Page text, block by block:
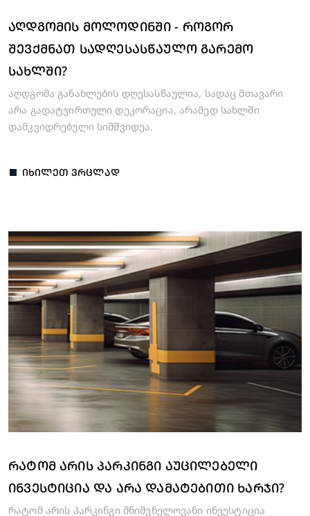
ᲐᲦᲓᲒᲝᲛᲘᲡ ᲛᲝᲚᲝᲓᲘᲜᲨᲘ - ᲠᲝᲒᲝᲠ
ᲨᲔᲕᲥᲛᲜᲐᲗ ᲡᲐᲓᲦᲔᲡᲐᲡᲬᲐᲣᲚᲝ ᲒᲐᲠᲔᲛᲝ
ᲡᲐᲮᲚᲨᲘ?
აღდგომა განახლების დღესასწაულია, სადაც მთავარი
არა გადატვირთული დეკორაცია, არამედ სახლში
დამკვიდრებული სიმშვიდეა.
ᲘᲮᲘᲚᲔᲗ ᲕᲠᲪᲚᲐᲓ
ᲠᲐᲢᲝᲛ ᲐᲠᲘᲡ ᲞᲐᲠᲙᲘᲜᲒᲘ ᲐᲣᲪᲘᲚᲔᲑᲔᲚᲘ
ᲘᲜᲕᲔᲡᲢᲘᲪᲘᲐ ᲓᲐ ᲐᲠᲐ ᲓᲐᲛᲐᲢᲔᲑᲘᲗᲘ ᲮᲐᲠᲯᲘ?
რატომ არის პარკინგი მნიშვნელოვანი ინვესტიცია